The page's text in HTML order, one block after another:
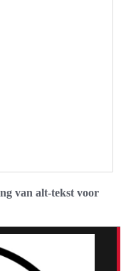
van alt-tekst voor